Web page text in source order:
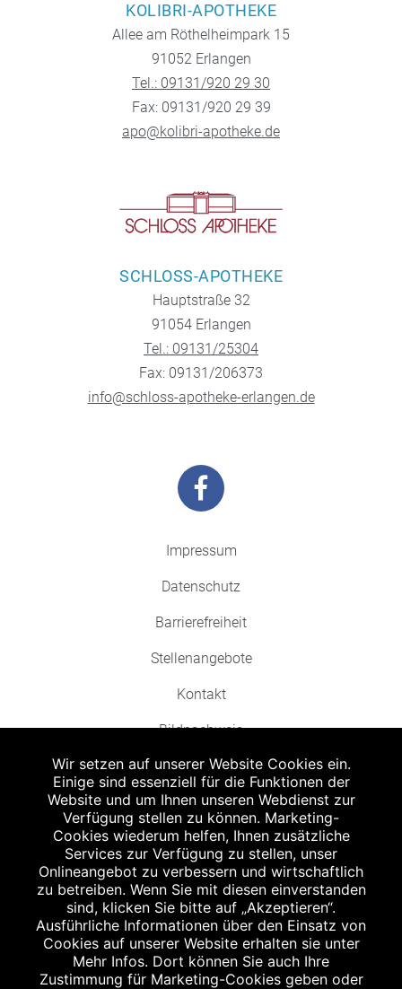
KOLIBRI-APOTHEKE
Allee am Röthelheimpark 15
91052 Erlangen
Tel.: 09131/920 29 30
Fax: 09131/920 29 39
apo@kolibri-apotheke.de
SCHLOSS-APOTHEKE
Hauptstraße 32
91054 Erlangen
Tel.: 09131/25304
Fax: 09131/206373
info@schloss-apotheke-erlangen.de
Impressum
Datenschutz
Barrierefreiheit
Stellenangebote
Kontakt
Bildnachweis
Abgabe in haushaltsüblichen Mengen, solange der Vorrat reicht. Für Druck-
und Satzfehler keine Haftung.
Zu Risiken und Nebenwirkungen lesen Sie die Packungsbeilage und fragen
Sie Ihren Arzt oder Apotheker.
Angabe nach der deutschen Arzneimitteltaxe Apothekenerstattungspreis
(AEP). Der AEP ist keine unverbindliche Preisempfehlung der Hersteller. Der
AEP ist ein von den Apotheken in Ansatz gebrachter Preis für rezeptfreie
Arzneimittel. Er entspricht in der Höhe dem für Apotheken verbindlichen
Abgabepreis, zu dem eine Apotheke in bestimmten Fällen (z.B. bei Kindern
unter 12 Jahren) das Produkt mit der gesetzlichen Krankenversicherung
Wir setzen auf unserer Website Cookies ein.
Einige sind essenziell für die Funktionen der
Website und um Ihnen unseren Webdienst zur
Verfügung stellen zu können. Marketing-
Cookies wiederum helfen, Ihnen zusätzliche
Services zur Verfügung zu stellen, unser
Onlineangebot zu verbessern und wirtschaftlich
zu betreiben. Wenn Sie mit diesen einverstanden
sind, klicken Sie bitte auf „Akzeptieren“.
Ausführliche Informationen über den Einsatz von
Cookies auf unserer Website erhalten sie unter
Mehr Infos. Dort können Sie auch Ihre
Zustimmung für Marketing-Cookies geben oder